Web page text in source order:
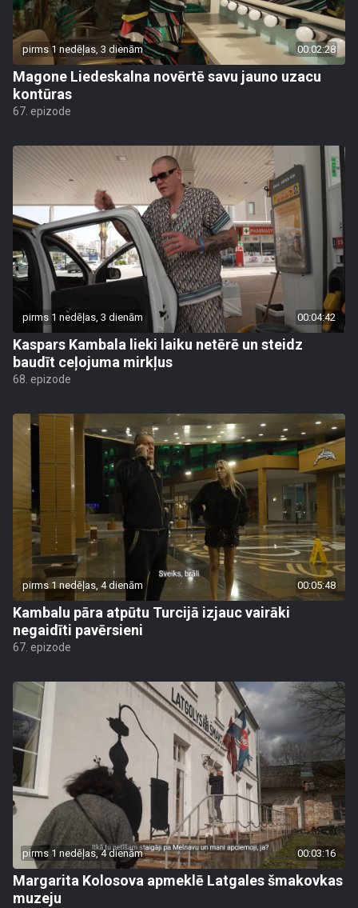
pirms 1 nedēļas, 3 dienām 00:02:28
Magone Liedeskalna novērtē savu jauno uzacu
kontūras
67. epizode
pirms 1 nedēļas, 3 dienām 00:04:42
Kaspars Kambala lieki laiku netērē un steidz
baudīt ceļojuma mirkļus
68. epizode
pirms 1 nedēļas, 4 dienām 00:05:48
Kambalu pāra atpūtu Turcijā izjauc vairāki
negaidīti pavērsieni
67. epizode
pirms 1 nedēļas, 4 dienām 00:03:16
Margarita Kolosova apmeklē Latgales šmakovkas
muzeju